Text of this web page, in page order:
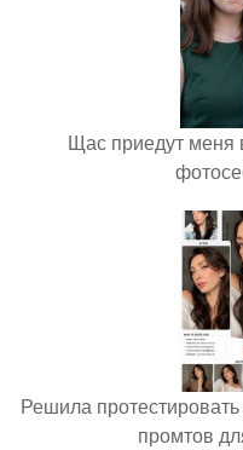
Щас приедут меня
Решила
промтов